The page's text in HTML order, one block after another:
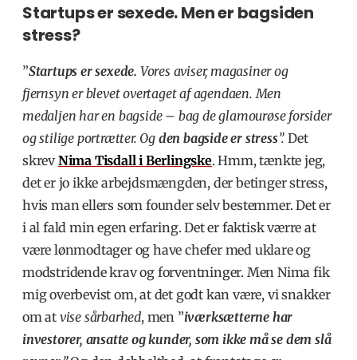
Startups er sexede. Men er bagsiden
stress?
”Startups er sexede. Vores aviser, magasiner og
fjernsyn er blevet overtaget af agendaen. Men
medaljen har en bagside – bag de glamourøse forsider
og stilige portrætter. Og den bagside er stress”. Det
skrevNima Tisdall i Berlingske. Hmm, tænkte jeg,
det er jo ikke arbejdsmængden, der betinger stress,
hvis man ellers som founder selv bestemmer. Det er
i al fald min egen erfaring. Det er faktisk værre at
være lønmodtager og have chefer med uklare og
modstridende krav og forventninger. Men Nima fik
mig overbevist om, at det godt kan være, vi snakker
om at vise sårbarhed, men ”iværksætterne har
investorer, ansatte og kunder, som ikke må se dem slå